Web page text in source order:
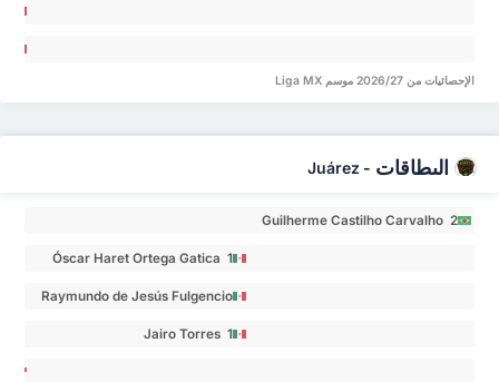
الإحصائيات من 2026/27 موسم Liga MX
البطاقات -
Juárez
Guilherme Castilho Carvalho 2
Óscar Haret Ortega Gatica 1
Raymundo de Jesús Fulgencio
Jairo Torres 1